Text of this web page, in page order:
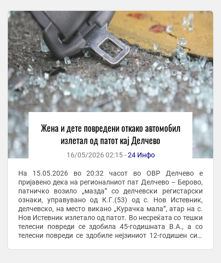
Жена и дете повредени откако автомобил
излетал од патот кај Делчево
16/05/2026 02:15 -24 Инфо
На 15.05.2026 во 20:32 часот во ОВР Делчево е
пријавено дека на регионалниот пат Делчево – Берово,
патничко возило „мазда” со делчевски регистарски
ознаки, управувано од К.Г.(53) од с. Нов Истевник,
делчевско, на место викано „Курачка мала”, атар на с.
Нов Истевник излетало од патот. Во несреќата со тешки
телесни повреди се здобила 45-годишната В.А., а со
телесни повреди се здобиле нејзиниот 12-годишен син,